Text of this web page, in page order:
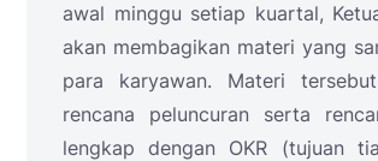
awal minggu setiap kuartal,
akan membagikan materi yang
para karyawan. Materi
rencana peluncuran serta
lengkap dengan OKR (tujuan